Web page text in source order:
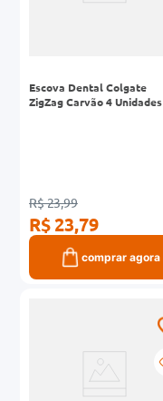
Escova Dental Colgate
ZigZag Carvão 4 Unidades
R$ 23,99
R$ 23,79
comprar agora